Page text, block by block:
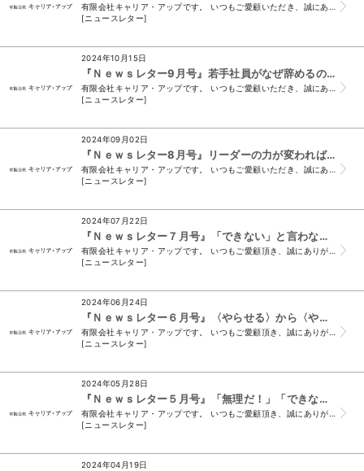
[ニュースレター]
2024年10月15日
『Ｎｅｗｓレター9月号』若手社員がなぜ辞めるのか？企業がいま求められる真の育成法
[ニュースレター]
2024年09月02日
『Ｎｅｗｓレター8月号』リーダーの力が変われば、チームも変わる！
[ニュースレター]
2024年07月22日
『Ｎｅｗｓレター７月号』「できない」と言わない力!! 昇進し続ける社員の成功法則
[ニュースレター]
2024年06月24日
『Ｎｅｗｓレター６月号』〈やらせる〉から〈やりたいと思わせる〉マネジメント法を考える!!
[ニュースレター]
2024年05月28日
『Ｎｅｗｓレター５月号』「無理だ！」「できない！！」を乗り越える
[ニュースレター]
2024年04月19日